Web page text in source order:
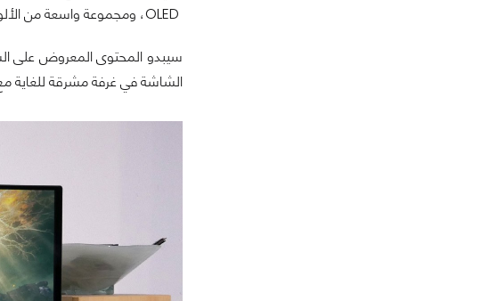
الشاشة في غرفة مشرقة للغاية